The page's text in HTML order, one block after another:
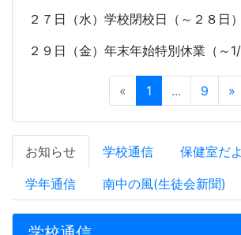
２７日（水）学校閉校日（～２８日）
２９日（金）年末年始特別休業（～
« 1 ... 9 »
お知らせ 学校通信 保健室だ
学年通信 南中の風(生徒会新聞)